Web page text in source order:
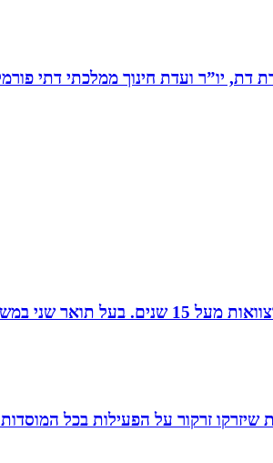
דת, יו”ר ועדת חינוך ממלכתי דתי
ובפילוסופיה.
שיזרקו זרקור על הפעילות בכל